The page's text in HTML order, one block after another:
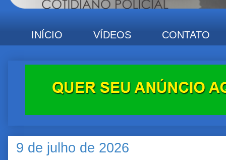
INÍCIO VÍDEOS CONTATO
9 de julho de 2026